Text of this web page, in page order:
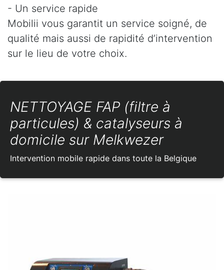
- Un service rapide
Mobilii vous garantit un service soigné, de
qualité mais aussi de rapidité d’intervention
sur le lieu de votre choix.
NETTOYAGE FAP (filtre à
particules) & catalyseurs à
domicile sur Melkwezer
Intervention mobile rapide dans toute la Belgique